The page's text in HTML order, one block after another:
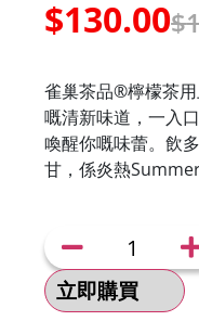
$
$130.00
雀巢茶品®檸檬茶
嘅清新味道，一入
喚醒你嘅味蕾。飲
甘，係炎熱
立即購買